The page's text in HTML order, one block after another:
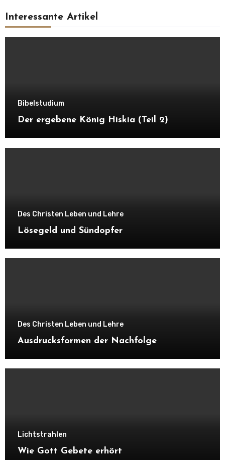
Interessante Artikel
Bibelstudium
Der ergebene König Hiskia (Teil 2)
Des Christen Leben und Lehre
Lösegeld und Sündopfer
Des Christen Leben und Lehre
Ausdrucksformen der Nachfolge
Lichtstrahlen
Wie Gott Gebete erhört